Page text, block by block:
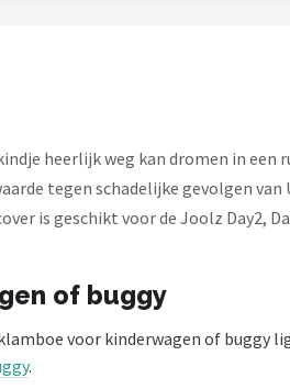
heerlijk weg kan dromen in een
tegen schadelijke gevolgen
is geschikt voor de Joolz Day2,
of buggy
voor kinderwagen of buggy
.